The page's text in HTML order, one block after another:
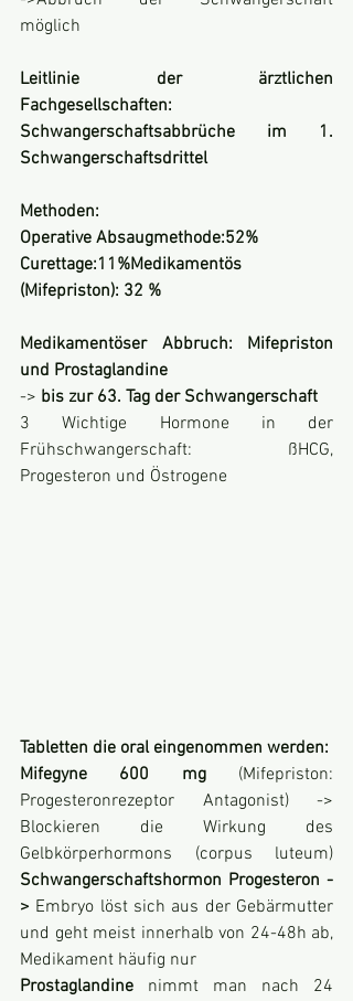
möglich
Leitlinie der ärztlichen
Fachgesellschaften:
Schwangerschaftsabbrüche im 1.
Schwangerschaftsdrittel
Methoden:
Operative Absaugmethode:52%
Curettage:11%Medikamentös
(Mifepriston): 32 %
Medikamentöser Abbruch: Mifepriston
und Prostaglandine
-> bis zur 63. Tag der Schwangerschaft
3 Wichtige Hormone in der
Frühschwangerschaft: ßHCG,
Progesteron und Östrogene
Tabletten die oral eingenommen werden:
Mifegyne 600 mg (Mifepriston:
Progesteronrezeptor Antagonist) ->
Blockieren die Wirkung des
Schwangerschaftshormon Progesteron -
> Embryo löst sich aus der Gebärmutter
und geht meist innerhalb von 24-48h ab,
Medikament häufig nur
Prostaglandine nimmt man nach 24